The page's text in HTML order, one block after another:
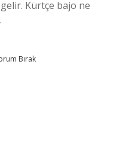
Kürtçe bajo ne
Bırak